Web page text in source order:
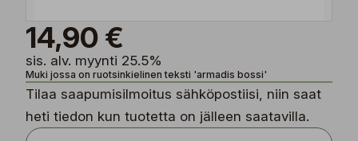
14,90 €
sis. alv. myynti 25.5%
Muki jossa on ruotsinkielinen teksti 'armadis bossi'
Tilaa saapumisilmoitus sähköpostiisi, niin saat
heti tiedon kun tuotetta on jälleen saatavilla.